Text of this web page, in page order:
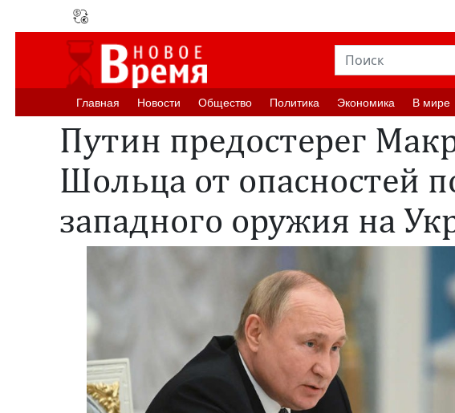
Главная Новости Oбщество Политика Экономика В мире
Путин предостерег
Шольца от опасностей
западного оружия на